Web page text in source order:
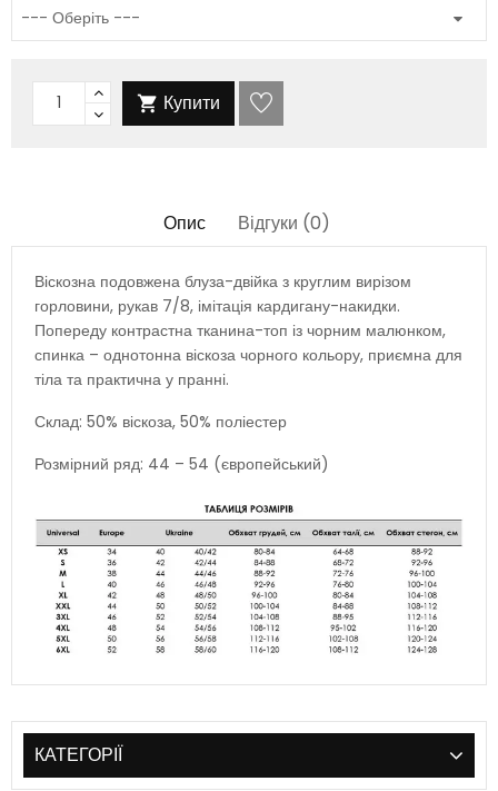
 Купити
Опис Відгуки (0)
Віскозна подовжена блуза-двійка з круглим вирізом
горловини, рукав 7/8, імітація кардигану-накидки.
Попереду контрастна тканина-топ із чорним малюнком,
спинка – однотонна віскоза чорного кольору, приємна для
тіла та практична у пранні.
Склад: 50% віскоза, 50% поліестер
Розмірний ряд: 44 – 54 (європейський)
КАТЕГОРІЇ